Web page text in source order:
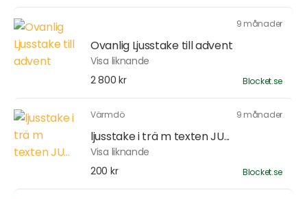
9 månader
Ovanlig Ljusstake till advent
Visa liknande
2 800 kr
Blocket.se
Värmdö 9 månader
ljusstake i trä m texten JU...
Visa liknande
200 kr
Blocket.se